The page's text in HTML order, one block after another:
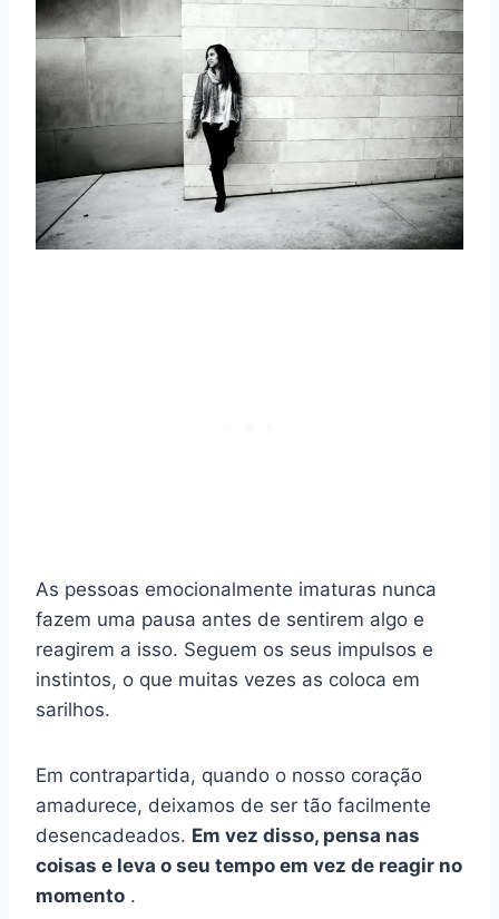
As pessoas emocionalmente imaturas nunca
fazem uma pausa antes de sentirem algo e
reagirem a isso. Seguem os seus impulsos e
instintos, o que muitas vezes as coloca em
sarilhos.
Em contrapartida, quando o nosso coração
amadurece, deixamos de ser tão facilmente
desencadeados. Em vez disso, pensa nas
coisas e leva o seu tempo em vez de reagir no
momento .